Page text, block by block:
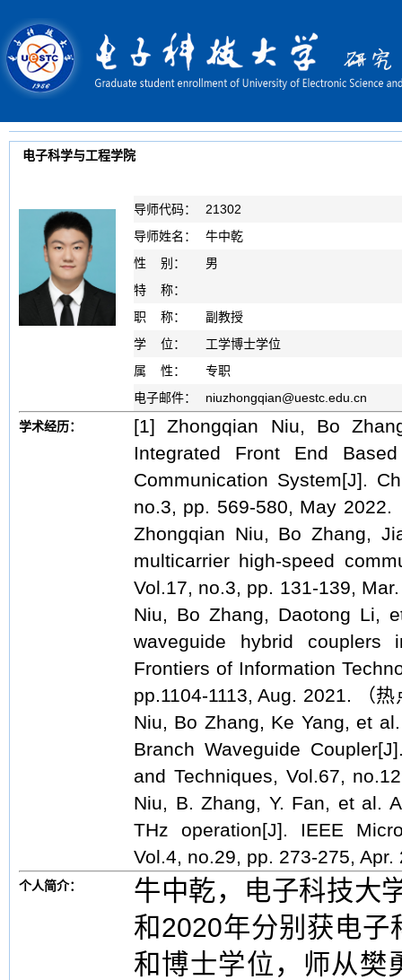
电子科学与工程学院
导师代码：
21302
导师姓名：
牛中乾
性 别：
男
特 称：
职 称：
副教授
学 位：
工学博士学位
属 性：
专职
电子邮件：
niuzhongqian@uestc.edu.cn
学术经历：
[1] Zhongqian Niu, Bo
Integrated Front End
Communication System[J].
no.3, pp. 569-580, May
Zhongqian Niu, Bo Zhang,
multicarrier high-speed
Vol.17, no.3, pp. 131-139,
Niu, Bo Zhang, Daotong Li,
waveguide hybrid couplers
Frontiers of Information
pp.1104-1113, Aug. 2021. （
Niu, Bo Zhang, Ke Yang, et
Branch Waveguide
and Techniques, Vol.67,
Niu, B. Zhang, Y. Fan, et al.
THz operation[J]. IEEE
Vol.4, no.29, pp. 273-275, Apr.
个人简介：
牛中乾，电子科技大
和2020年分别获电
和博士学位，师从樊